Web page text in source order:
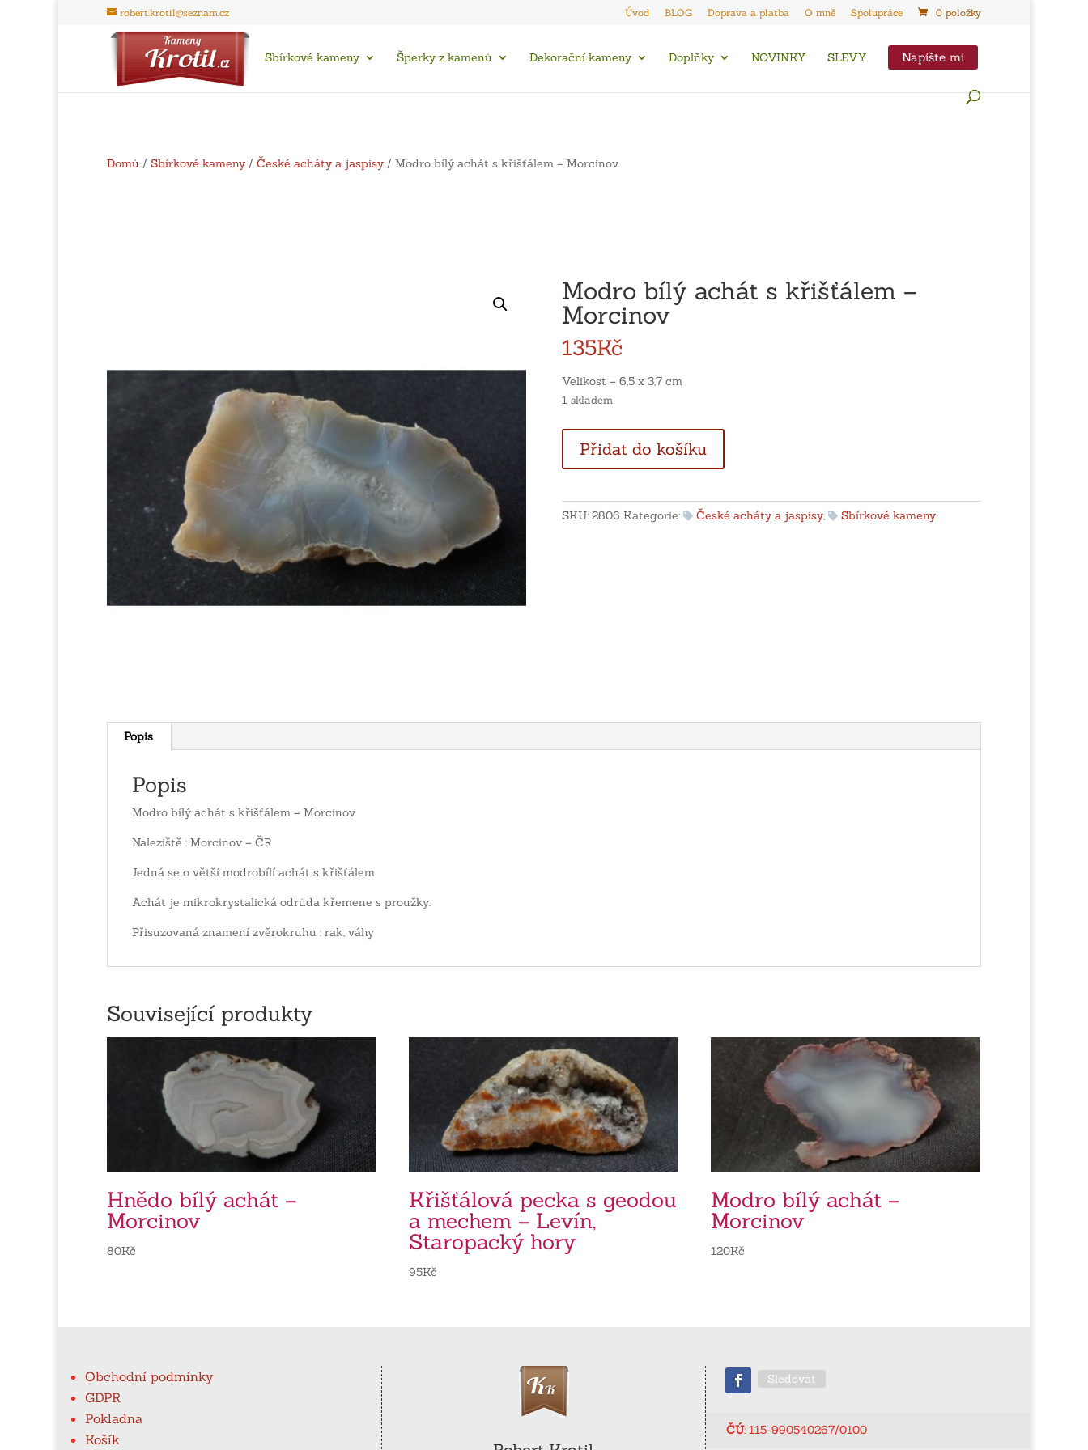
robert.krotil@seznam.cz Úvod BLOG Doprava a platba O mně Spolupráce 0 položky
Sbírkové kameny Šperky z kamenů Dekorační kameny Doplňky NOVINKY SLEVY Napište mi
Domů / Sbírkové kameny / České acháty a jaspisy / Modro bílý achát s křišťálem – Morcinov
Modro bílý achát s křišťálem –
Morcinov
135Kč
Velikost – 6,5 x 3,7 cm
1 skladem
bílý
achát
křišťálem
Přidat do košíku
SKU: 2806 Kategorie: České acháty a jaspisy, Sbírkové kameny
Popis
Popis
Modro bílý achát s křišťálem – Morcinov
Naleziště : Morcinov – ČR
Jedná se o větší modrobílí achát s křišťálem
Achát je mikrokrystalická odrůda křemene s proužky.
Přisuzovaná znamení zvěrokruhu : rak, váhy
Související produkty
Hnědo bílý achát –
Morcinov
80Kč
Křišťálová pecka s geodou
a mechem – Levín,
Staropacký hory
95Kč
Modro bílý achát –
Morcinov
120Kč
Obchodní podmínky
GDPR
Pokladna
Košík
Sledovat
ČÚ: 115-990540267/0100